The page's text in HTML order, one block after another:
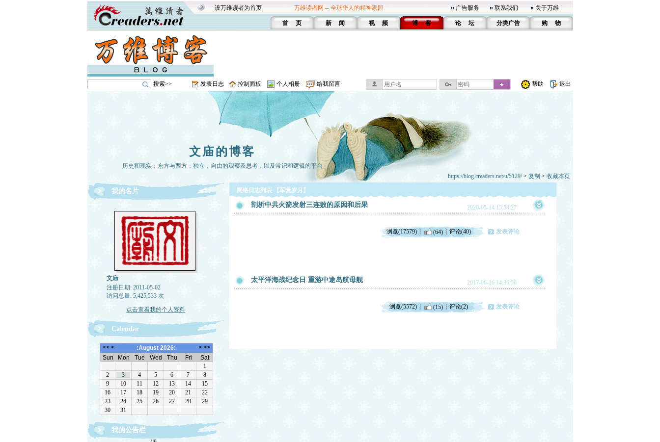
设万维读者为首页 万维读者网 -- 全球华人的精神家园 广告服务 联系我们 关于万维
首 页 新 闻 视 频 博 客 论 坛 分类广告 购 物
搜索>> 发表日志 控制面板 个人相册 给我留言 帮助 退出
文庙的博客
历史和现实；东方与西方；独立，自由的观察及思考，以及常识和逻辑的平台
https://blog.creaders.net/u/5129/> 复制 > 收藏本页
我的名片
文庙
注册日期: 2011-05-02
访问总量: 5,425,533 次
点击查看我的个人资料
Calendar
我的公告栏
欢迎转载，但请注明来源。理性讨论，拒绝一切脏
网络日志列表 【军营岁月】
剖析中共火箭发射三连败的原因和后果 2020-05-14 15:58:27
浏览(17579) (64) 评论(40) 发表评论
太平洋海战纪念日 重游中途岛航母舰 2017-06-16 14:36:56
浏览(5572) (15) 评论(2) 发表评论